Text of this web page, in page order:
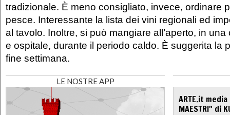
tradizionale. È meno consigliato, invece, ordinare
pesce. Interessante la lista dei vini regionali ed
al tavolo. Inoltre, si può mangiare all’aperto, in
e ospitale, durante il periodo caldo. È suggerita la
fine settimana.
LE NOSTRE APP
ARTE.it
MAESTRI" di